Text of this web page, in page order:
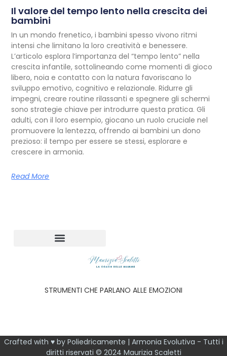
Il valore del tempo lento nella crescita dei
bambini
In un mondo frenetico, i bambini spesso vivono ritmi
intensi che limitano la loro creatività e benessere.
L’articolo esplora l’importanza del “tempo lento” nella
crescita infantile, sottolineando come momenti di gioco
libero, noia e contatto con la natura favoriscano lo
sviluppo emotivo, cognitivo e relazionale. Ridurre gli
impegni, creare routine rilassanti e spegnere gli schermi
sono strategie chiave per introdurre questa pratica. Gli
adulti, con il loro esempio, giocano un ruolo cruciale nel
promuovere la lentezza, offrendo ai bambini un dono
prezioso: il tempo per essere se stessi, esplorare e
crescere in armonia.
Read More
STRUMENTI CHE PARLANO ALLE EMOZIONI
Crafted with ♥ by Poliedricamente | Armonia Evolutiva - Tutti i
diritti riservati © 2024 Maurizia Scaletti